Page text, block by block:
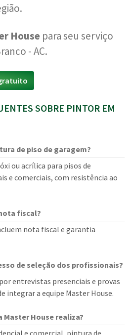
House para seu serviço
- AC.
SOBRE PINTOR EM
de piso de garagem?
ou acrílica para pisos de
e comerciais, com resistência ao
fiscal?
nota fiscal e garantia
de seleção dos profissionais?
entrevistas presenciais e provas
integrar a equipe Master House.
Master House realiza?
e comercial, pintura de